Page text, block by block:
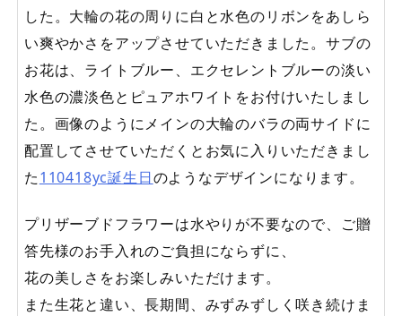
した。大輪の花の周りに白と水色のリボンをあしら
い爽やかさをアップさせていただきました。サブの
お花は、ライトブルー、エクセレントブルーの淡い
水色の濃淡色とピュアホワイトをお付けいたしまし
た。画像のようにメインの大輪のバラの両サイドに
配置してさせていただくとお気に入りいただきまし
た110418yc誕生日のようなデザインになります。
プリザーブドフラワーは水やりが不要なので、ご贈
答先様のお手入れのご負担にならずに、
花の美しさをお楽しみいただけます。
また生花と違い、長期間、みずみずしく咲き続けま